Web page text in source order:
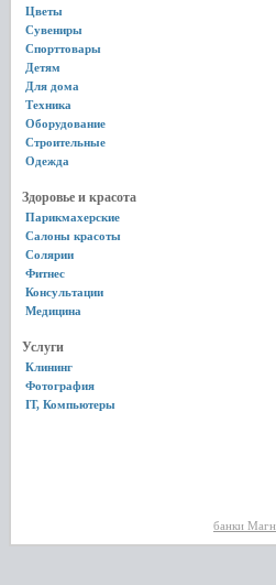
Цветы
Сувениры
Спорттовары
Детям
Для дома
Техника
Оборудование
Строительные
Одежда
Здоровье и красота
Парикмахерские
Салоны красоты
Солярии
Фитнес
Консультации
Медицина
Услуги
Клининг
Фотография
IT, Компьютеры
банки